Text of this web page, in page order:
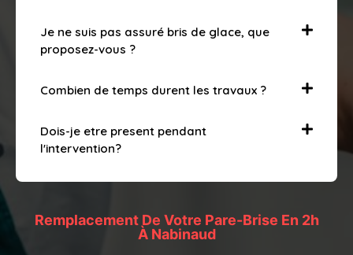
Je ne suis pas assuré bris de glace, que
proposez-vous ?
Combien de temps durent les travaux ?
Dois-je etre present pendant
l'intervention?
Remplacement De Votre Pare-Brise En 2h
À Nabinaud